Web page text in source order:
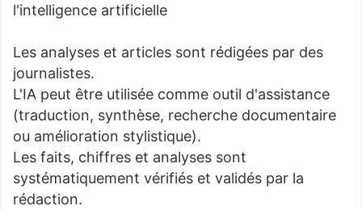
l'intelligence artificielle
Les analyses et articles sont rédigées par des
journalistes.
L'IA peut être utilisée comme outil d'assistance
(traduction, synthèse, recherche documentaire
ou amélioration stylistique).
Les faits, chiffres et analyses sont
systématiquement vérifiés et validés par la
rédaction.